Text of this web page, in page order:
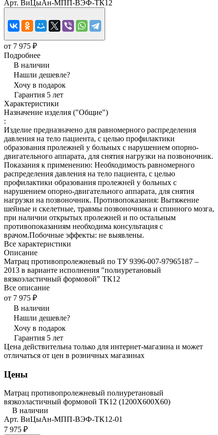
Арт. ВиЦыАн-МПП-ВЭФ-ТК12
от 7 975 ₽
Подробнее
В наличии
Нашли дешевле?
Хочу в подарок
Гарантия 5 лет
Характеристики
Назначение изделия ("Общие")
:
Изделие предназначено для равномерного распределения
давления на тело пациента, с целью профилактики
образования пролежней у больных с нарушением опорно-
двигательного аппарата, для снятия нагрузки на позвоночник.
Показания к применению: Необходимость равномерного
распределения давления на тело пациента, с целью
профилактики образования пролежней у больных с
нарушением опорно-двигательного аппарата, для снятия
нагрузки на позвоночник. Противопоказания: Вытяжение
шейные и скелетные, травмы позвоночника и спинного мозга,
при наличии открытых пролежней и по остальным
противопоказаниям необходима консультация с
врачом.Побочные эффекты: не выявлены.
Все характеристики
Описание
Матрац противопролежневый по ТУ 9396-007-97965187 –
2013 в варианте исполнения "полиуретановый
вязкоэластичный формовой" ТК12
Все описание
от 7 975 ₽
В наличии
Нашли дешевле?
Хочу в подарок
Гарантия 5 лет
Цена действительна только для интернет-магазина и может
отличаться от цен в розничных магазинах
Цены
Матрац противопролежневый полиуретановый
вязкоэластичный формовой ТК12 (1200Х600Х60)
В наличии
Арт. ВиЦыАн-МПП-ВЭФ-ТК12-01
7 975 ₽